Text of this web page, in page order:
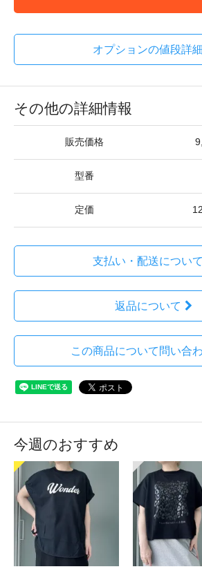
オプションの値段詳細
その他の詳細情報
販売価格
型番
定価
支払い・配送について
返品について
この商品について問い合
今週のおすすめ